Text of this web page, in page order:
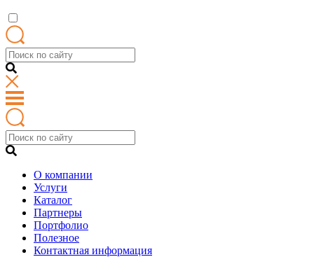
О компании
Услуги
Каталог
Партнеры
Портфолио
Полезное
Контактная информация